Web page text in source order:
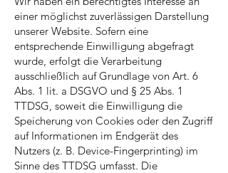
einer möglichst zuverlässigen Darstellung
unserer Website. Sofern eine
entsprechende Einwilligung abgefragt
wurde, erfolgt die Verarbeitung
ausschließlich auf Grundlage von Art. 6
Abs. 1 lit. a DSGVO und § 25 Abs. 1
TTDSG, soweit die Einwilligung die
Speicherung von Cookies oder den Zugriff
auf Informationen im Endgerät des
Nutzers (z. B. Device-Fingerprinting) im
Sinne des TTDSG umfasst. Die